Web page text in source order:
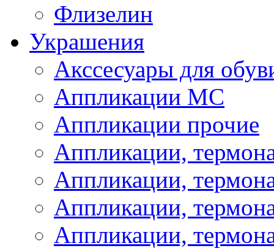
Флизелин
Украшения
Акссесуары для
Аппликации МС
Аппликации прочие
Аппликации,
Аппликации,
Аппликации,
Аппликации,